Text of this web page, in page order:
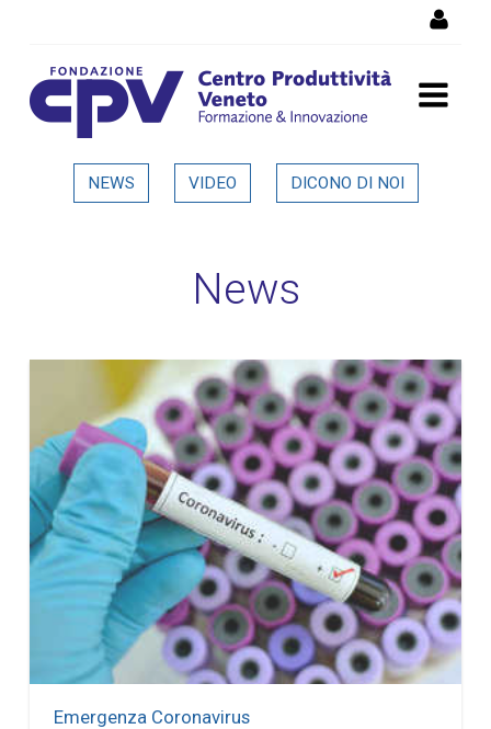
Dettaglio in evidenza
NEWS VIDEO DICONO DI NOI
News
Emergenza Coronavirus